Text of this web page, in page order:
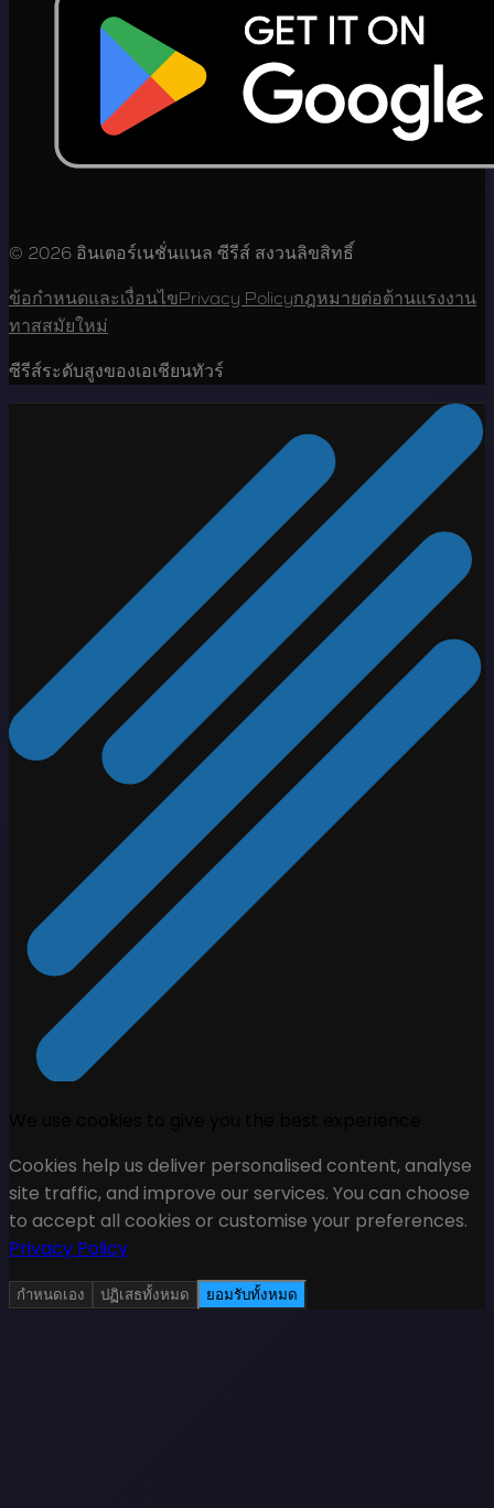
© 2026 อินเตอร์เนชั่นแนล ซีรีส์ สงวนลิขสิทธิ์
ข้อกำหนดและเงื่อนไขPrivacy Policyกฎหมายต่อต้านแรงงาน
ทาสสมัยใหม่
ซีรีส์ระดับสูงของเอเชียนทัวร์
Cookies help us deliver personalised content, analyse
site traffic, and improve our services. You can choose
to accept all cookies or customise your preferences.
Privacy Policy
กำหนดเอง ปฏิเสธทั้งหมด ยอมรับทั้งหมด